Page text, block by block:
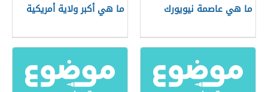
ما هي عاصمة نيويورك ما هي أكبر ولاية أمريكية